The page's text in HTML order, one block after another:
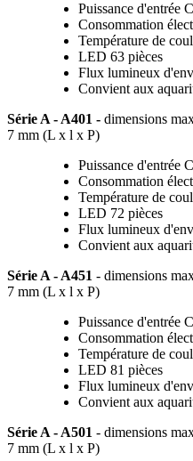
Puissance d'entrée
Consommation
Température de
LED 63 pièces
Flux lumineux
Convient aux
Série A - A401 - dimensions
7 mm (L x l x P)
Puissance d'entrée
Consommation
Température de
LED 72 pièces
Flux lumineux
Convient aux
Série A - A451 - dimensions
7 mm (L x l x P)
Puissance d'entrée
Consommation
Température de
LED 81 pièces
Flux lumineux
Convient aux
Série A - A501 - dimensions
7 mm (L x l x P)